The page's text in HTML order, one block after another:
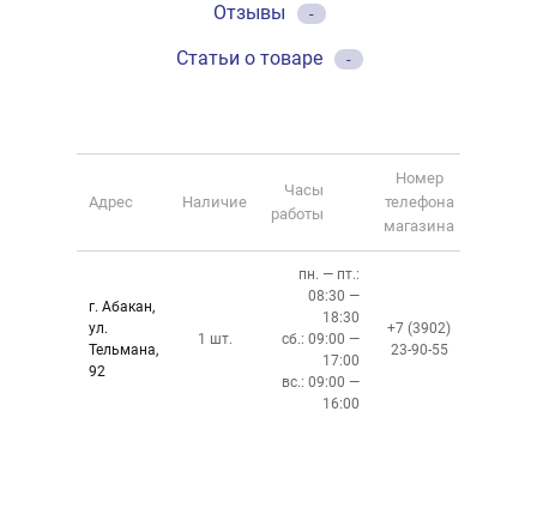
Отзывы
-
Статьи о товаре -
Адрес Наличие
Часы
работы
Номер
телефона
магазина
г. Абакан,
ул.
Тельмана,
92
1 шт.
пн. — пт.:
08:30 —
18:30
сб.: 09:00 —
17:00
вс.: 09:00 —
16:00
+7 (3902)
23-90-55